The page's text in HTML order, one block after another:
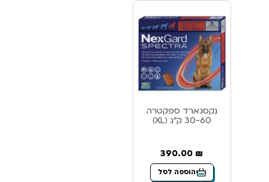
נקסגארד ספקטרה
30-60 ק”ג (XL)
390.00 ₪
הוספה לסל